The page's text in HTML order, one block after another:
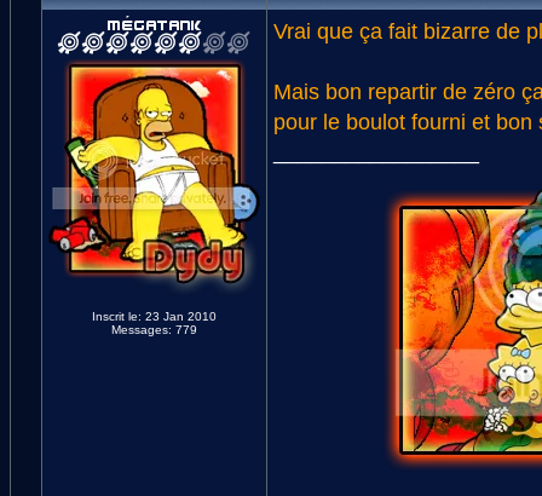
Inscrit le: 23 Jan 2010
Messages: 779
Vrai que ça fait bizarre de
Mais bon repartir de zéro
pour le boulot fourni et bon